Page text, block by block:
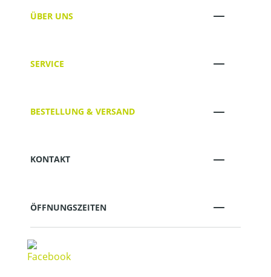
ÜBER UNS
SERVICE
BESTELLUNG & VERSAND
KONTAKT
ÖFFNUNGSZEITEN